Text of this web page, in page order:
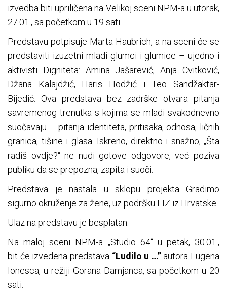
izvedba biti upriličena na Velikoj sceni NPM-a u utorak,
27.01., sa početkom u 19 sati.
Predstavu potpisuje Marta Haubrich, a na sceni će se
predstaviti izuzetni mladi glumci i glumice – ujedno i
aktivisti Digniteta: Amina Jašarević, Anja Cvitković,
Džana Kalajdžić, Haris Hodžić i Teo Sandžaktar-
Bijedić. Ova predstava bez zadrške otvara pitanja
savremenog trenutka s kojima se mladi svakodnevno
suočavaju – pitanja identiteta, pritisaka, odnosa, ličnih
granica, tišine i glasa. Iskreno, direktno i snažno, „Šta
radiš ovdje?“ ne nudi gotove odgovore, već poziva
publiku da se prepozna, zapita i suoči.
Predstava je nastala u sklopu projekta Gradimo
sigurno okruženje za žene, uz podršku EIZ iz Hrvatske.
Ulaz na predstavu je besplatan.
Na maloj sceni NPM-a „Studio 64“ u petak, 30.01.,
bit će izvedena predstava “Ludilo u …”autora Eugena
Ionesca, u režiji Gorana Damjanca, sa početkom u 20
sati.